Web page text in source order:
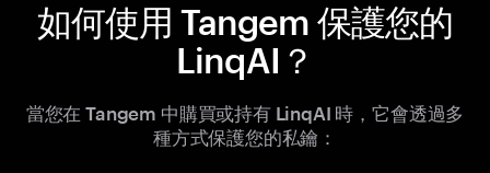
如何使用 Tangem 保護您的
LinqAI？
當您在 Tangem 中購買或持有 LinqAI 時，它會透過多
種方式保護您的私鑰：